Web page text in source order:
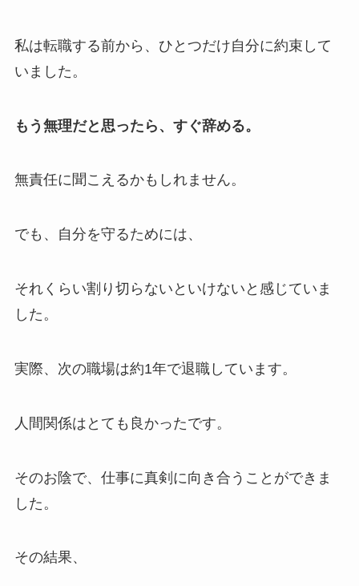
私は転職する前から、ひとつだけ自分に約束して
いました。
もう無理だと思ったら、すぐ辞める。
無責任に聞こえるかもしれません。
でも、自分を守るためには、
それくらい割り切らないといけないと感じていま
した。
実際、次の職場は約1年で退職しています。
人間関係はとても良かったです。
そのお陰で、仕事に真剣に向き合うことができま
した。
その結果、